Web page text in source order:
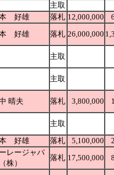
主取
好雄 落札 12,000,000
好雄 落札 26,000,000
主取
主取
晴夫 落札 3,800,000
主取
好雄 落札 5,100,000
レージャパ
株）
落札 17,500,000